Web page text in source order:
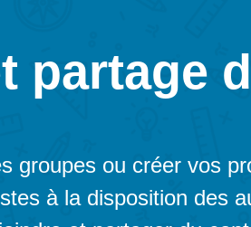
partage
groupes ou créer vos
à la disposition des